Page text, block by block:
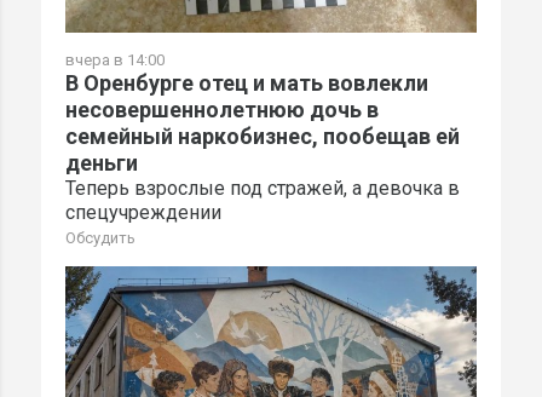
вчера в 14:00
В Оренбурге отец и мать вовлекли
несовершеннолетнюю дочь в
семейный наркобизнес, пообещав ей
деньги
Теперь взрослые под стражей, а девочка в
спецучреждении
Обсудить